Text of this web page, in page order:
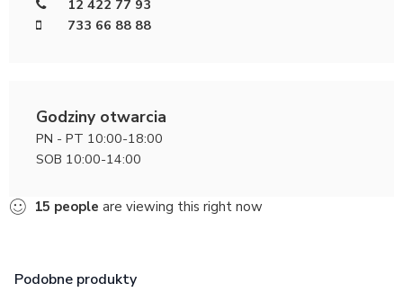
12 422 77 93
733 66 88 88
Godziny otwarcia
PN - PT 10:00-18:00
SOB 10:00-14:00
15 people are viewing this right now
Podobne produkty